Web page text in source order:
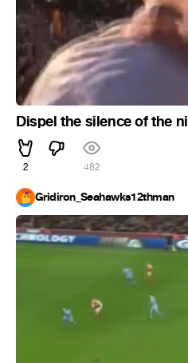
Dispel the silence of the
2 482
Gridiron_Seahawks12thman